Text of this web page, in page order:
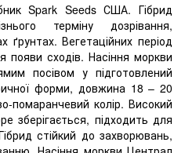
Spark Seeds США. Гібрид
терміну дозрівання,
ґрунтах. Вегетаційних період
появи сходів. Насіння моркви
посівом у підготовлений
форми, довжина 18 – 20
помаранчевий колір. Високий
зберігається, підходить для
стійкий до захворювань,